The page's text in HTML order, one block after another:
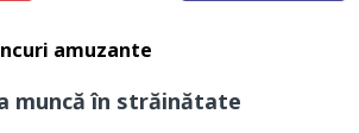
amuzante
muncă în străinătate